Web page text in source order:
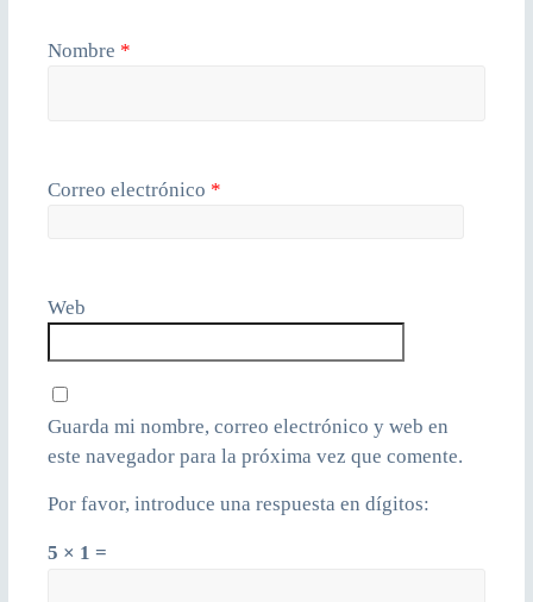
Nombre *
Correo electrónico *
Web
Guarda mi nombre, correo electrónico y web en
este navegador para la próxima vez que comente.
Por favor, introduce una respuesta en dígitos:
5 × 1 =